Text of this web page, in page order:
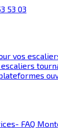
53 03
vos
- FAQ